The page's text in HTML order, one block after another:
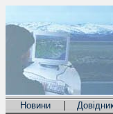
Новини |